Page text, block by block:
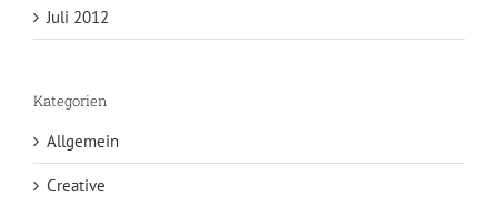
Juli 2012
Kategorien
Allgemein
Creative